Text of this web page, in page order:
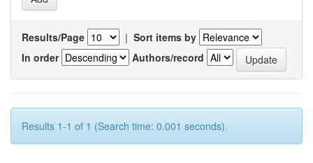
Results/Page | Sort items by
In order
Authors/record
Results 1-1 of 1 (Search time: 0.001 seconds).